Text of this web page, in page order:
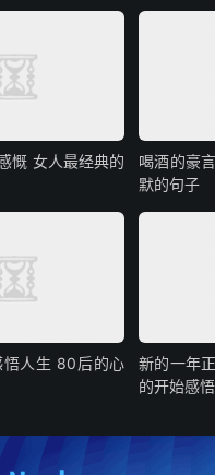
慨 女人最经典的
喝酒的豪
默的句子
人生 80后的心
新的一年
的开始感悟